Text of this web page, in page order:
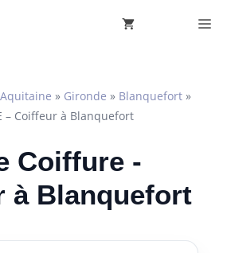
» Gironde » Blanquefort »
– Coiffeur à Blanquefort
Coiffure -
à Blanquefort